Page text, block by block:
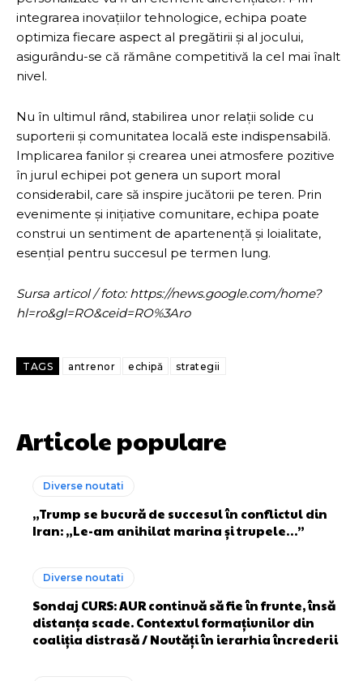
integrarea inovațiilor tehnologice, echipa poate
optimiza fiecare aspect al pregătirii și al jocului,
asigurându-se că rămâne competitivă la cel mai înalt
nivel.
Nu în ultimul rând, stabilirea unor relații solide cu
suporterii și comunitatea locală este indispensabilă.
Implicarea fanilor și crearea unei atmosfere pozitive
în jurul echipei pot genera un suport moral
considerabil, care să inspire jucătorii pe teren. Prin
evenimente și inițiative comunitare, echipa poate
construi un sentiment de apartenență și loialitate,
esențial pentru succesul pe termen lung.
Sursa articol / foto: https://news.google.com/home?
hl=ro&gl=RO&ceid=RO%3Aro
TAGS antrenor echipă strategii
Articole populare
Diverse noutati
„Trump se bucură de succesul în conflictul din
Iran: „Le-am anihilat marina și trupele…”
Diverse noutati
Sondaj CURS: AUR continuă să fie în frunte, însă
distanța scade. Contextul formațiunilor din
coaliția distrasă / Noutăți în ierarhia încrederii